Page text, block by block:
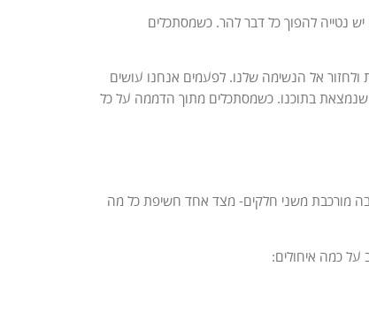
נטייה להפוך כל דבר להר. כשמסתכלים
אל הנשימה שלנו. לפעמים אנחנו עושים
בתוכנו. כשמסתכלים מתוך הדממה על כל
מורכבת משני חלקים- מצד אחד חשיפת כל מה
על כמה איחולים: